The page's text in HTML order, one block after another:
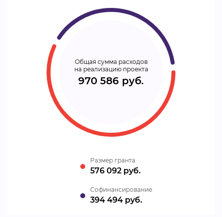
Общая сумма расходов
на реализацию проекта
970 586 руб.
Размер гранта
576 092 руб.
Cофинансирование
394 494 руб.